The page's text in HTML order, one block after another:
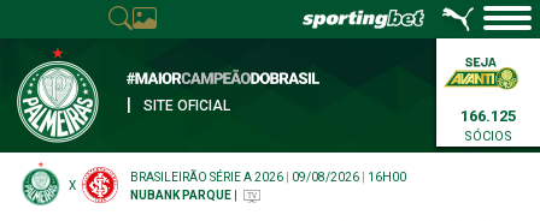
SITE OFICIAL
166.125
SÓCIOS
X
BRASILEIRÃO SÉRIE A 2026 09/08/2026
16H00
NUBANK PARQUE